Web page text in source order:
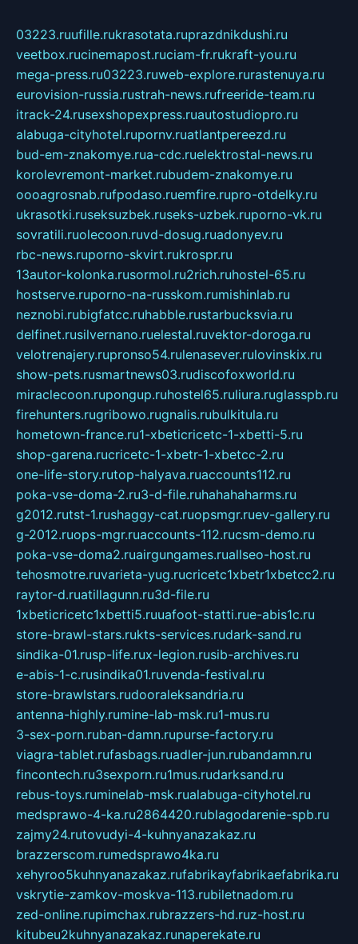
03223.ruufille.rukrasotata.ruprazdnikdushi.ru
veetbox.rucinemapost.ruciam-fr.rukraft-you.ru
mega-press.ru03223.ruweb-explore.rurastenuya.ru
eurovision-russia.rustrah-news.rufreeride-team.ru
itrack-24.rusexshopexpress.ruautostudiopro.ru
alabuga-cityhotel.rupornv.ruatlantpereezd.ru
bud-em-znakomye.rua-cdc.ruelektrostal-news.ru
korolevremont-market.rubudem-znakomye.ru
oooagrosnab.rufpodaso.ruemfire.rupro-otdelky.ru
ukrasotki.ruseksuzbek.ruseks-uzbek.ruporno-vk.ru
sovratili.ruolecoon.ruvd-dosug.ruadonyev.ru
rbc-news.ruporno-skvirt.rukrospr.ru
13autor-kolonka.rusormol.ru2rich.ruhostel-65.ru
hostserve.ruporno-na-russkom.rumishinlab.ru
neznobi.rubigfatcc.ruhabble.rustarbucksvia.ru
delfinet.rusilvernano.ruelestal.ruvektor-doroga.ru
velotrenajery.rupronso54.rulenasever.rulovinskix.ru
show-pets.rusmartnews03.rudiscofoxworld.ru
miraclecoon.rupongup.ruhostel65.ruliura.ruglasspb.ru
firehunters.rugribowo.rugnalis.rubulkitula.ru
hometown-france.ru1-xbeticricetc-1-xbetti-5.ru
shop-garena.rucricetc-1-xbetr-1-xbetcc-2.ru
one-life-story.rutop-halyava.ruaccounts112.ru
poka-vse-doma-2.ru3-d-file.ruhahahaharms.ru
g2012.rutst-1.rushaggy-cat.ruopsmgr.ruev-gallery.ru
g-2012.ruops-mgr.ruaccounts-112.rucsm-demo.ru
poka-vse-doma2.ruairgungames.ruallseo-host.ru
tehosmotre.ruvarieta-yug.rucricetc1xbetr1xbetcc2.ru
raytor-d.ruatillagunn.ru3d-file.ru
1xbeticricetc1xbetti5.ruuafoot-statti.rue-abis1c.ru
store-brawl-stars.rukts-services.rudark-sand.ru
sindika-01.rusp-life.rux-legion.rusib-archives.ru
e-abis-1-c.rusindika01.ruvenda-festival.ru
store-brawlstars.rudooraleksandria.ru
antenna-highly.rumine-lab-msk.ru1-mus.ru
3-sex-porn.ruban-damn.rupurse-factory.ru
viagra-tablet.rufasbags.ruadler-jun.rubandamn.ru
fincontech.ru3sexporn.ru1mus.rudarksand.ru
rebus-toys.ruminelab-msk.rualabuga-cityhotel.ru
medsprawo-4-ka.ru2864420.rublagodarenie-spb.ru
zajmy24.rutovudyi-4-kuhnyanazakaz.ru
brazzerscom.rumedsprawo4ka.ru
xehyroo5kuhnyanazakaz.rufabrikayfabrikaefabrika.ru
vskrytie-zamkov-moskva-113.rubiletnadom.ru
zed-online.rupimchax.rubrazzers-hd.ruz-host.ru
kitubeu2kuhnyanazakaz.runaperekate.ru